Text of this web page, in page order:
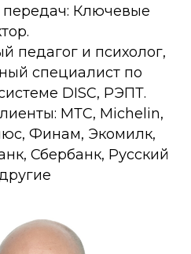
Ключевые
педагог и психолог,
специалист по
DISС, РЭПТ.
MТС, Michelin,
Финам, Экомилк,
Сбербанк, Русский